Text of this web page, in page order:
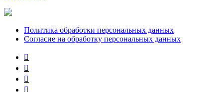
Политика обработки персональных данных
Согласие на обработку персональных данных